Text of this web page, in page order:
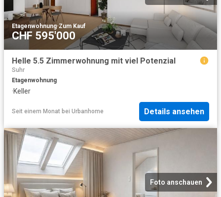
Etagenwohnung·Zum Kauf
CHF 595'000
Helle 5.5 Zimmerwohnung mit viel Potenzial
Suhr
Etagenwohnung
·Keller
Seit einem Monat bei Urbanhome Details ansehen
Foto anschauen